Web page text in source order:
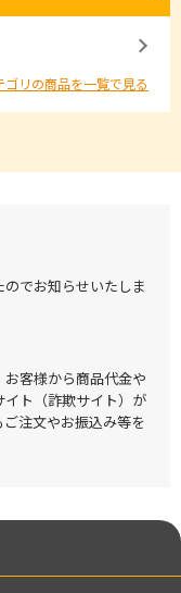
ゴリの商品を一覧で見る
でお知らせいたしま
客様から商品代金や
ト（詐欺サイト）が
注文やお振込み等を